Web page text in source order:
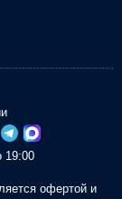
19:00
офертой и